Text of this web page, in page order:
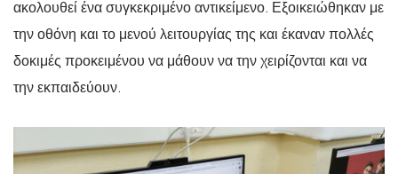
ακολουθεί ένα συγκεκριμένο αντικείμενο. Εξοικειώθηκαν με
την οθόνη και το μενού λειτουργίας της και έκαναν πολλές
δοκιμές προκειμένου να μάθουν να την χειρίζονται και να
την εκπαιδεύουν.